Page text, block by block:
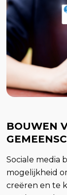
BOUWEN
Sociale media
mogelijkheid
creëren en te